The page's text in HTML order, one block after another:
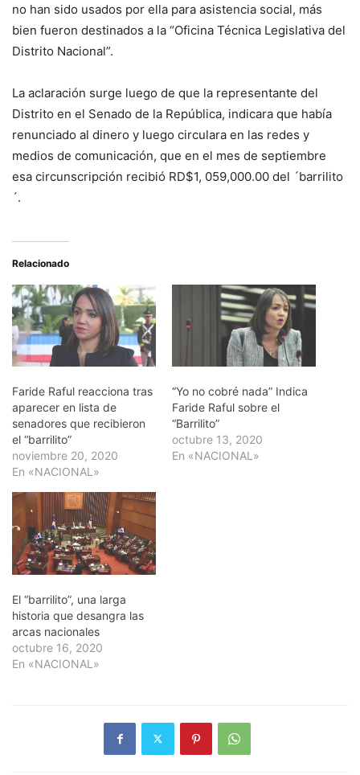
no han sido usados por ella para asistencia social, más
bien fueron destinados a la “Oficina Técnica Legislativa del
Distrito Nacional”.
La aclaración surge luego de que la representante del
Distrito en el Senado de la República, indicara que había
renunciado al dinero y luego circulara en las redes y
medios de comunicación, que en el mes de septiembre
esa circunscripción recibió RD$1, 059,000.00 del ´barrilito
´.
Relacionado
Faride Raful reacciona tras
aparecer en lista de
senadores que recibieron
el “barrilito”
noviembre 20, 2020
En «NACIONAL»
“Yo no cobré nada” Indica
Faride Raful sobre el
“Barrilito”
octubre 13, 2020
En «NACIONAL»
El “barrilito”, una larga
historia que desangra las
arcas nacionales
octubre 16, 2020
En «NACIONAL»